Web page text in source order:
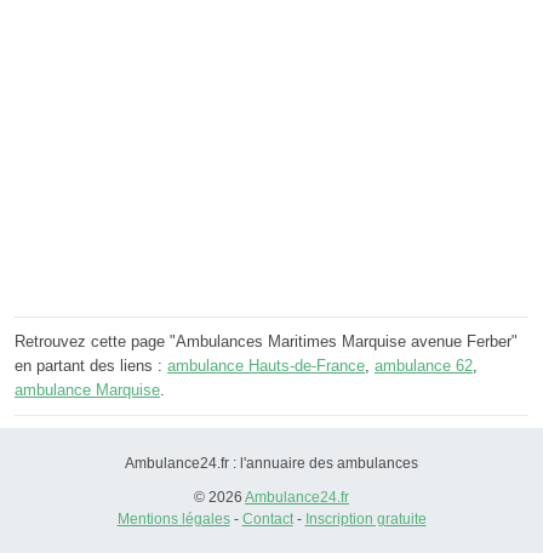
Retrouvez cette page "Ambulances Maritimes Marquise avenue Ferber"
en partant des liens : ambulance Hauts-de-France, ambulance 62,
ambulance Marquise.
Ambulance24.fr : l'annuaire des ambulances
© 2026 Ambulance24.fr
Mentions légales- Contact- Inscription gratuite